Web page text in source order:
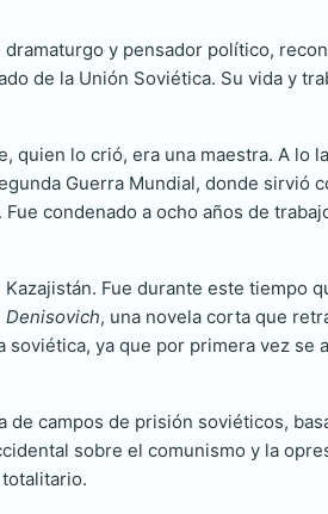
y pensador político,
de la Unión Soviética. Su vida y
quien lo crió, era una maestra. A lo
Guerra Mundial, donde sirvió
condenado a ocho años de
Fue durante este tiempo
Denisovich, una novela corta que
ya que por primera vez se
campos de prisión soviéticos,
sobre el comunismo y la